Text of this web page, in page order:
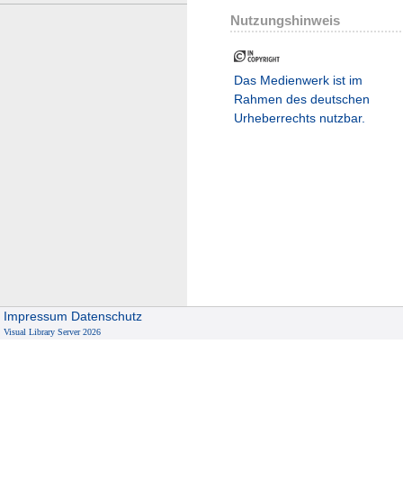
Nutzungshinweis
Das Medienwerk ist im
Rahmen des deutschen
Urheberrechts nutzbar.
Impressum Datenschutz
Visual Library Server 2026